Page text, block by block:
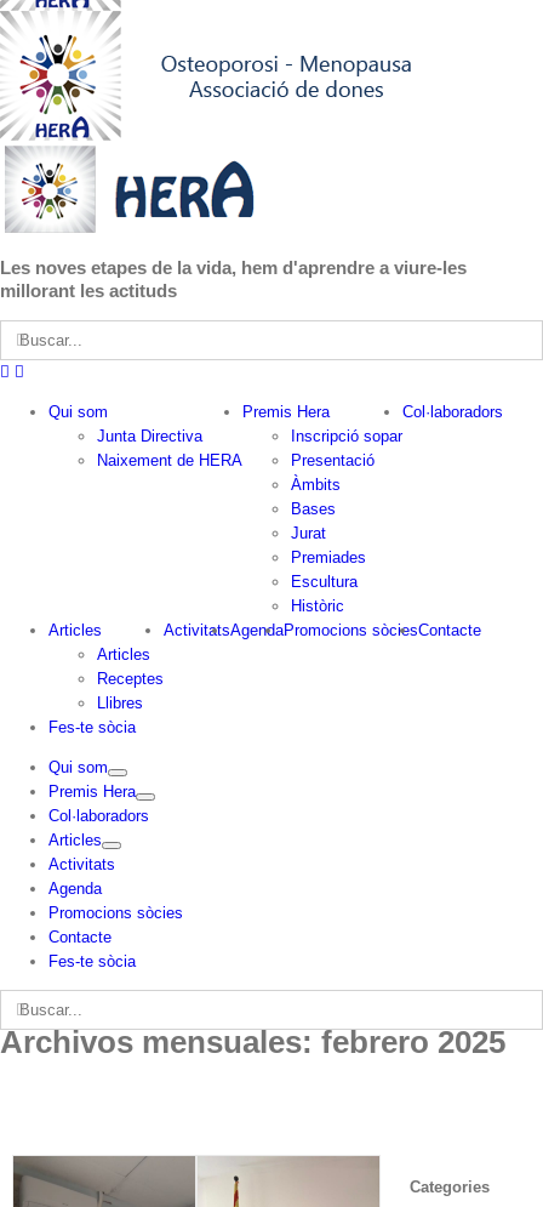
Les noves etapes de la vida, hem d'aprendre a viure-les
millorant les actituds
Buscar:
Qui som
Junta Directiva
Naixement de HERA
Premis Hera
Inscripció sopar
Presentació
Àmbits
Bases
Jurat
Premiades
Escultura
Històric
Col·laboradors
Articles
Articles
Receptes
Llibres
ActivitatsAgendaPromocions sòciesContacte
Fes-te sòcia
Qui som
Premis Hera
Col·laboradors
Articles
Activitats
Agenda
Promocions sòcies
Contacte
Fes-te sòcia
Buscar:
Archivos mensuales:febrero 2025
Categories